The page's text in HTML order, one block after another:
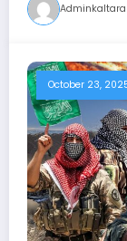
Adminkaltara
October 23,